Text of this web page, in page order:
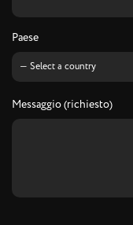
Paese
Messaggio (richiesto)